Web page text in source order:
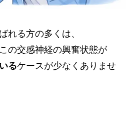
れる方の多くは、
の交感神経の興奮状態が
るケースが少なくありませ